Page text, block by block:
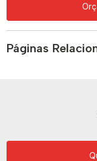
Páginas